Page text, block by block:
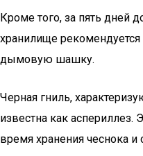
Кроме того, за пять дней
хранилище
дымовую шашку.
Черная гниль,
известна как аспериллез.
время хранения чеснока